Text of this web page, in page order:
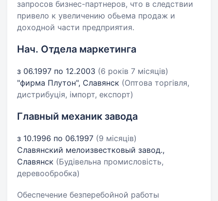
запросов бизнес-партнеров, что в следствии
привело к увеличению обьема продаж и
доходной части предприятия.
Нач. Отдела маркетинга
з 06.1997 по 12.2003 (6 років 7 місяців)
"фирма Плутон", Славянск (Оптова торгівля,
дистрибуція, імпорт, експорт)
Главный механик завода
з 10.1996 по 06.1997 (9 місяців)
Славянский мелоизвестковый завод.,
Славянск (Будівельна промисловість,
деревообробка)
Обеспечение безперебойной работы